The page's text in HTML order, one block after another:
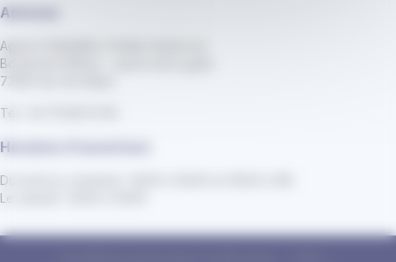
Adresse
Agence Mobilités Ondéa Grand Lac
Boulevard Wilson - parvis de la gare
73100 Aix-les-Bains
Tel : 04 79 88 01 56
Horaires d'ouverture
Du lundi au vendredi : 8h30 à 12h30 et 13h30 à 18h
Le samedi : 8h30 à 12h30